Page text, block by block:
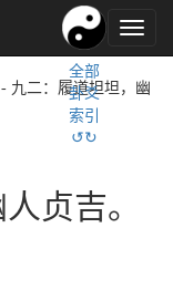
易
经
化,
全部
卦爻
索引
↺↻
九二：履道坦坦，幽
贞吉。